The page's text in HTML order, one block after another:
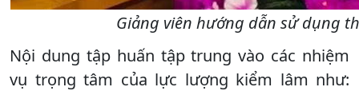
Giảng viên hướng dẫn sử dụng
Nội dung tập huấn tập trung vào các nhiệm
vụ trọng tâm của lực lượng kiểm lâm như: